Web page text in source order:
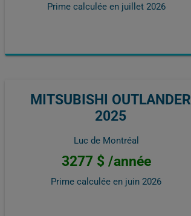
Prime calculée en juillet 2026
MITSUBISHI OUTLANDER
2025
Luc de Montréal
3277 $ /année
Prime calculée en juin 2026